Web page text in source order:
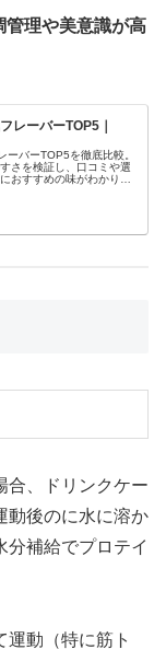
管理や美意識が高
レーバーTOP5｜
ーバーTOP5を徹底比較。
さを検証し、口コミや選
おすすめの味がわかりま
合、ドリンクケー
動後のに水に溶か
分補給でプロテイ
運動（特に筋ト